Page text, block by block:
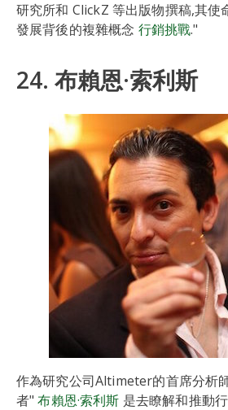
研究所和 ClickZ 等出版物撰稿,其使
發展背後的複雜概念 行銷挑戰."
24. 布賴恩·索利斯
作為研究公司Altimeter的首席分析
者"布賴恩·索利斯 是去瞭解和推動